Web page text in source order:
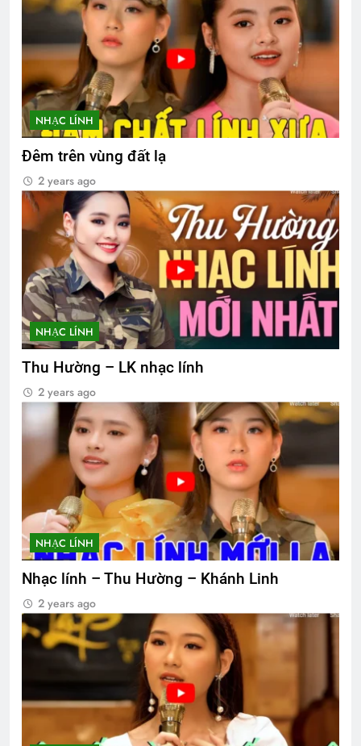
NHẠC LÍNH
Đêm trên vùng đất lạ
2 years ago
NHẠC LÍNH
Thu Hường – LK nhạc lính
2 years ago
NHẠC LÍNH
Nhạc lính – Thu Hường – Khánh Linh
2 years ago